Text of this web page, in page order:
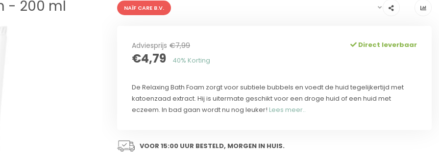
- 200 ml NAÏF CARE B.V.
Adviesprijs €7,99
€4,79 40% Korting
Direct leverbaar
De Relaxing Bath Foam zorgt voor subtiele bubbels en voedt de huid tegelijkertijd met
katoenzaad extract. Hij is uitermate geschikt voor een droge huid of een huid met
eczeem. In bad gaan wordt nu nog leuker! Lees meer..
VOOR 15:00 UUR BESTELD, MORGEN IN HUIS.